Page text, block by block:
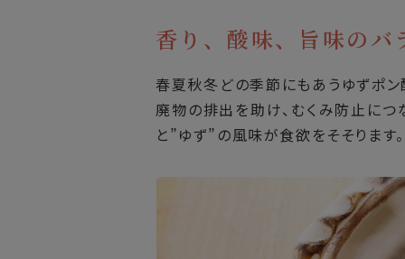
香り、酸味、旨味の
春夏秋冬どの季節にもあうゆずポ
廃物の排出を助け、むくみ防止につ
と”ゆず”の風味が食欲をそそります。